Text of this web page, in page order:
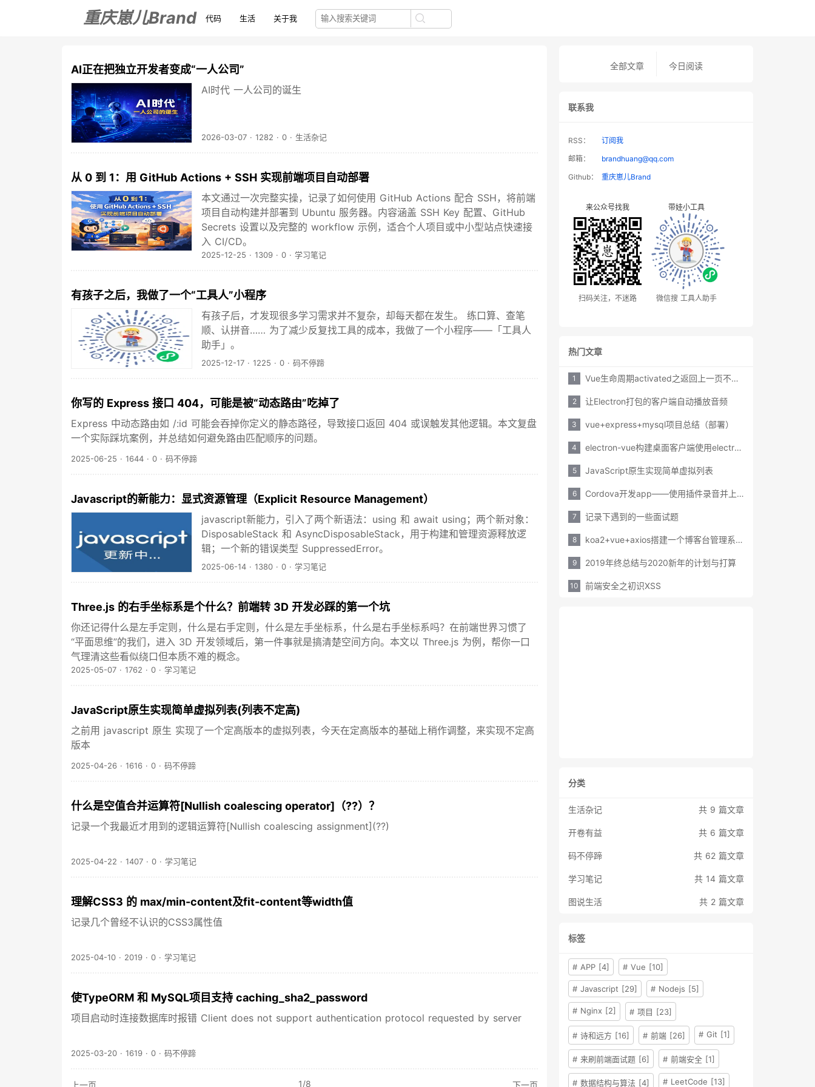
重庆崽儿Brand 代码 生活 关于我
AI正在把独立开发者变成“一人公司”
AI时代 一人公司的诞生
2026-03-07 · 1282 · 0 · 生活杂记
从 0 到 1：用 GitHub Actions + SSH 实现前端项目自动部署
本文通过一次完整实操，记录了如何使用 GitHub Actions 配合 SSH，将前端
项目自动构建并部署到 Ubuntu 服务器。内容涵盖 SSH Key 配置、GitHub
Secrets 设置以及完整的 workflow 示例，适合个人项目或中小型站点快速接
入 CI/CD。
2025-12-25 · 1309 · 0 · 学习笔记
有孩子之后，我做了一个“工具人”小程序
有孩子后，才发现很多学习需求并不复杂，却每天都在发生。 练口算、查笔
顺、认拼音…… 为了减少反复找工具的成本，我做了一个小程序——「工具人
助手」。
2025-12-17 · 1225 · 0 · 码不停蹄
你写的 Express 接口 404，可能是被“动态路由”吃掉了
Express 中动态路由如 /:id 可能会吞掉你定义的静态路径，导致接口返回 404 或误触发其他逻辑。本文复盘
一个实际踩坑案例，并总结如何避免路由匹配顺序的问题。
2025-06-25 · 1644 · 0 · 码不停蹄
Javascript的新能力：显式资源管理（Explicit Resource Management）
javascript新能力，引入了两个新语法：using 和 await using；两个新对象：
DisposableStack 和 AsyncDisposableStack，用于构建和管理资源释放逻
辑；一个新的错误类型 SuppressedError。
2025-06-14 · 1380 · 0 · 学习笔记
Three.js 的右手坐标系是个什么？前端转 3D 开发必踩的第一个坑
你还记得什么是左手定则，什么是右手定则，什么是左手坐标系，什么是右手坐标系吗？在前端世界习惯了
“平面思维”的我们，进入 3D 开发领域后，第一件事就是搞清楚空间方向。本文以 Three.js 为例，帮你一口
气理清这些看似绕口但本质不难的概念。
2025-05-07 · 1762 · 0 · 学习笔记
JavaScript原生实现简单虚拟列表(列表不定高)
之前用 javascript 原生 实现了一个定高版本的虚拟列表，今天在定高版本的基础上稍作调整，来实现不定高
版本
2025-04-26 · 1616 · 0 · 码不停蹄
什么是空值合并运算符[Nullish coalescing operator]（??）？
记录一个我最近才用到的逻辑运算符[Nullish coalescing assignment](??)
2025-04-22 · 1407 · 0 · 学习笔记
理解CSS3 的 max/min-content及fit-content等width值
记录几个曾经不认识的CSS3属性值
2025-04-10 · 2019 · 0 · 学习笔记
使TypeORM 和 MySQL项目支持 caching_sha2_password
项目启动时连接数据库时报错 Client does not support authentication protocol requested by server
2025-03-20 · 1619 · 0 · 码不停蹄
上一页 1/8 下一页
全部文章 今日阅读
联系我
RSS：
订阅我
邮箱：
brandhuang@qq.com
Github：
重庆崽儿Brand
来公众号找我
扫码关注，不迷路
带娃小工具
微信搜 工具人助手
热门文章
1 Vue生命周期activated之返回上一页不重新请求数据
2 让Electron打包的客户端自动播放音频
3 vue+express+mysql项目总结（部署）
4 electron-vue构建桌面客户端使用electron-updater实现在线更新
5 JavaScript原生实现简单虚拟列表
6 Cordova开发app——使用插件录音并上传服务器
7 记录下遇到的一些面试题
8 koa2+vue+axios搭建一个博客台管理系统之session踩坑
9 2019年终总结与2020新年的计划与打算
10 前端安全之初识XSS
分类
生活杂记 共 9 篇文章
开卷有益 共 6 篇文章
码不停蹄 共 62 篇文章
学习笔记 共 14 篇文章
图说生活 共 2 篇文章
标签
# APP [4] # Vue [10]
# Javascript [29] # Nodejs [5]
# Nginx [2] # 项目 [23]
# 诗和远方 [16] # 前端 [26] # Git [1]
# 来刷前端面试题 [6] # 前端安全 [1]
# 数据结构与算法 [4] # LeetCode [13]